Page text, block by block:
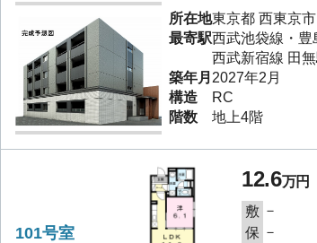
所在地東京都 西東京
最寄駅西武池袋線・豊
西武新宿線 田無
築年月 2027年2月
構造
RC
階数
地上4階
101号室
12.6万円
敷 －
保 －